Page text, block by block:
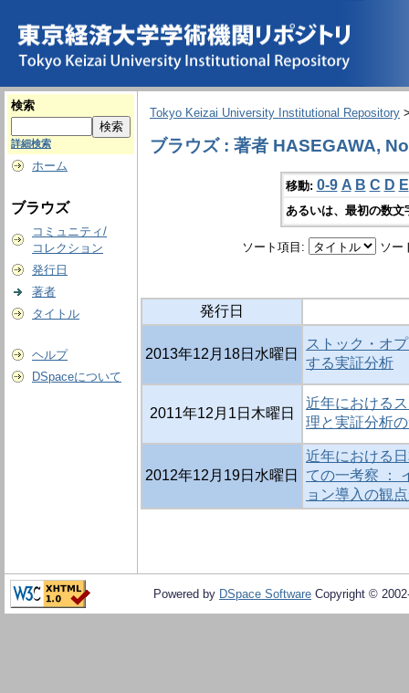
検索
詳細検索
ホーム
ブラウズ
コミュニティ/
コレクション
発行日
著者
タイトル
ヘルプ
DSpaceについて
Tokyo Keizai University Institutional Repository
ブラウズ : 著者 HASEGAWA,
移動: 0-9 A B C D E
あるいは、最初の数
ソート項目: ソー
発行日
2013年12月18日水曜日
ストック・オ
する実証分析
2011年12月1日木曜日
近年における
理と実証分析
2012年12月19日水曜日
近年における
ての一考察 ：
ョン導入の観
Powered by DSpace Software Copyright ©